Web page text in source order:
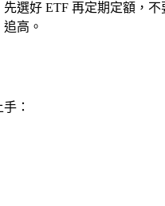
先選好 ETF 再定期定額，不
追高。
：